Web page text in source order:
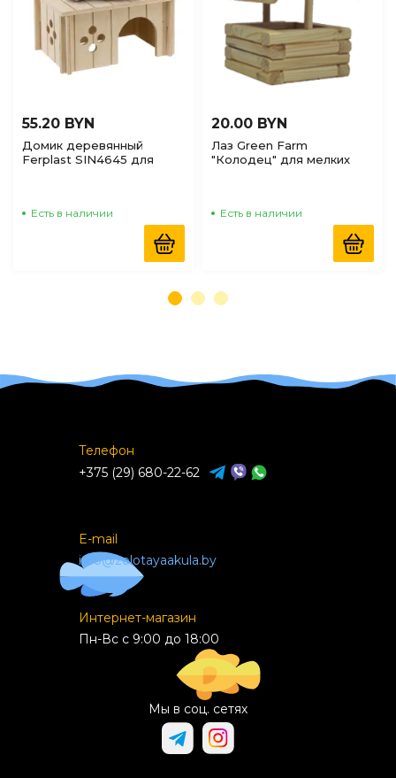
55.20 BYN
Домик деревянный
Ferplast SIN4645 для
Есть в наличии
20.00 BYN
Лаз Green Farm
"Колодец" для мелких
Есть в наличии
Телефон
+375 (29) 680-22-62
E-mail
info@zolotayaakula.by
Интернет-магазин
Пн-Вс с 9:00 до 18:00
Мы в соц. сетях